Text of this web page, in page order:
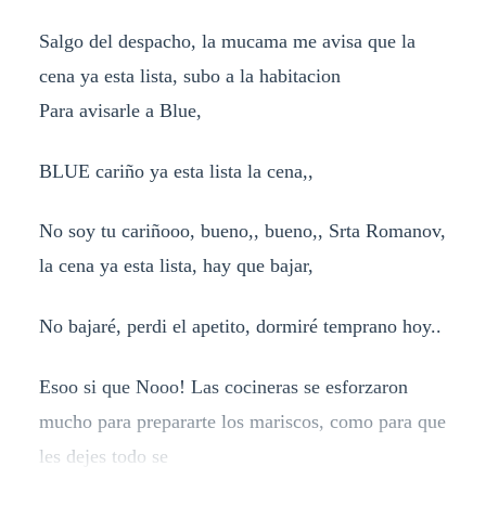
Salgo del despacho, la mucama me avisa que la
cena ya esta lista, subo a la habitacion
Para avisarle a Blue,
BLUE cariño ya esta lista la cena,,
No soy tu cariñooo, bueno,, bueno,, Srta Romanov,
la cena ya esta lista, hay que bajar,
No bajaré, perdi el apetito, dormiré temprano hoy..
Esoo si que Nooo! Las cocineras se esforzaron
mucho para prepararte los mariscos, como para que
les dejes todo se